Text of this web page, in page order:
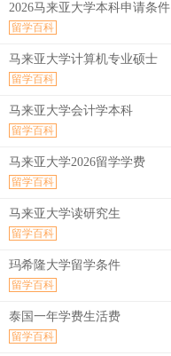
2026马来亚大学本科申请条件
留学百科
马来亚大学计算机专业硕士
留学百科
马来亚大学会计学本科
留学百科
马来亚大学2026留学学费
留学百科
马来亚大学读研究生
留学百科
玛希隆大学留学条件
留学百科
泰国一年学费生活费
留学百科